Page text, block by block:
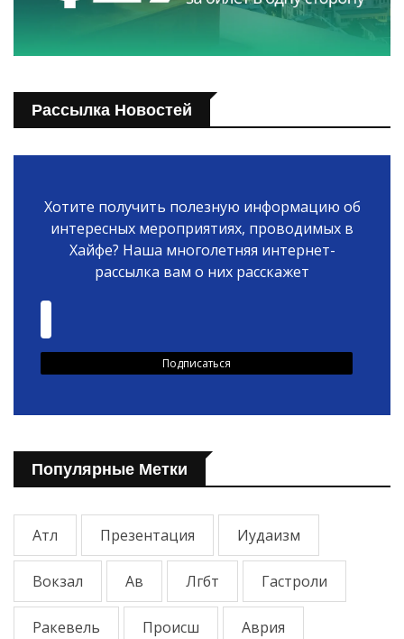
Рассылка Новостей
Хотите получить полезную информацию об
интересных мероприятиях, проводимых в
Хайфе? Наша многолетняя интернет-
рассылка вам о них расскажет
Популярные Метки
Атл Презентация Иудаизм
Вокзал Ав Лгбт Гастроли
Ракевель Происш Аврия